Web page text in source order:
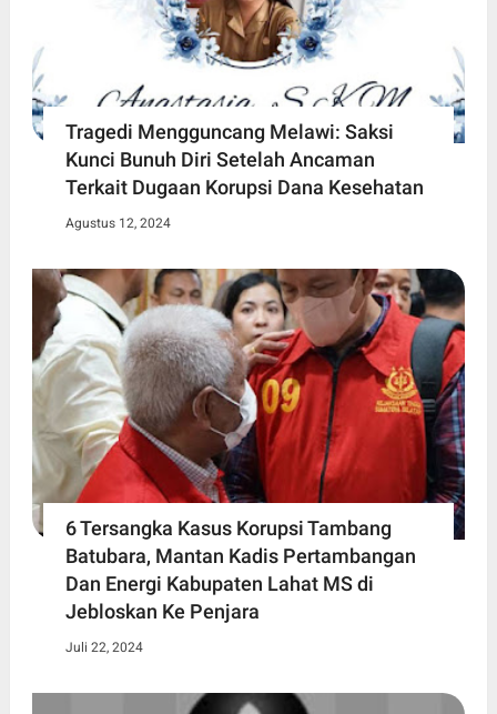
Tragedi Mengguncang Melawi: Saksi
Kunci Bunuh Diri Setelah Ancaman
Terkait Dugaan Korupsi Dana Kesehatan
Agustus 12, 2024
6 Tersangka Kasus Korupsi Tambang
Batubara, Mantan Kadis Pertambangan
Dan Energi Kabupaten Lahat MS di
Jebloskan Ke Penjara
Juli 22, 2024